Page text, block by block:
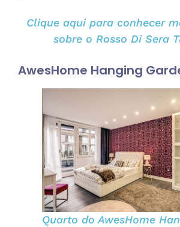
Clique aqui para conhecer
sobre o Rosso Di Sera
AwesHome Hanging
Quarto do AwesHome